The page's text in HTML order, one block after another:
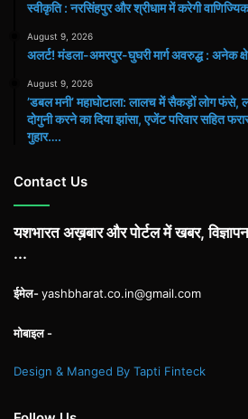
स्वीकृति : नरसिंहपुर और श्रीधाम में करेगी
August 9, 2026
अलर्ट! मंडला-अमरपुर-घुघरी मार्ग अवरुद्ध : अनेक
August 9, 2026
​’डबल मनी’ महाघोटाला: लालच में सैकड़ों लोग फंसे,
दोगुनी करने का दिया झांसा, एजेंट परिवार सहित
गुहार….
Contact Us
यशभारत अख़बार और पोर्टल में खबर,
...
ईमेल-yashbharat.co.in@gmail.com
मोबाइल -
Design & Manged By Tapti Finteck